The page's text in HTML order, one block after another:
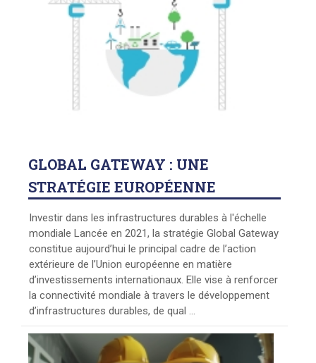
GLOBAL GATEWAY : UNE
STRATÉGIE EUROPÉENNE
Investir dans les infrastructures durables à l'échelle
mondiale Lancée en 2021, la stratégie Global Gateway
constitue aujourd’hui le principal cadre de l’action
extérieure de l’Union européenne en matière
d’investissements internationaux. Elle vise à renforcer
la connectivité mondiale à travers le développement
d’infrastructures durables, de qual ...